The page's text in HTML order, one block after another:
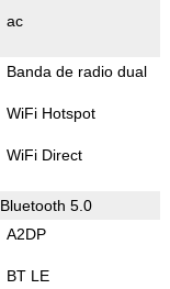
ac
Banda de radio dual
WiFi Hotspot
WiFi Direct
Bluetooth 5.0
A2DP
BT LE